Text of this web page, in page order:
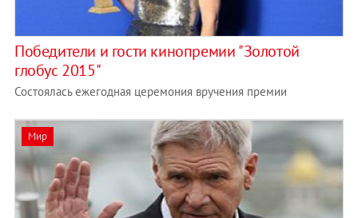
Победители и гости кинопремии "Золотой
глобус 2015"
Состоялась ежегодная церемония вручения премии
Мир